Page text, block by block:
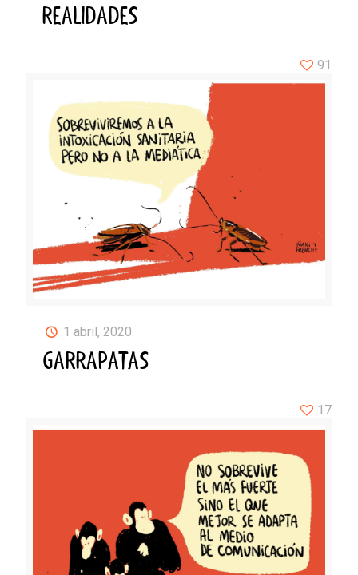
REALIDADES
1 abril, 2020
GARRAPATAS
91
17